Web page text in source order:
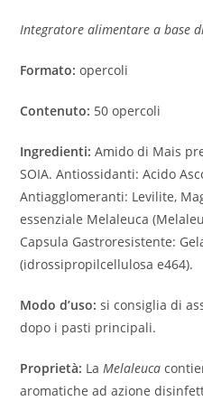
Integratore alimentare a base
Formato: opercoli
Contenuto: 50 opercoli
Ingredienti: Amido di Mais
SOIA. Antiossidanti: Acido
Antiagglomeranti: Levilite,
essenziale Melaleuca
Capsula Gastroresistente:
(idrossipropilcellulosa e464).
Modo d’uso: si consiglia di
dopo i pasti principali.
Proprietà: LaMelaleuca
aromatiche ad azione